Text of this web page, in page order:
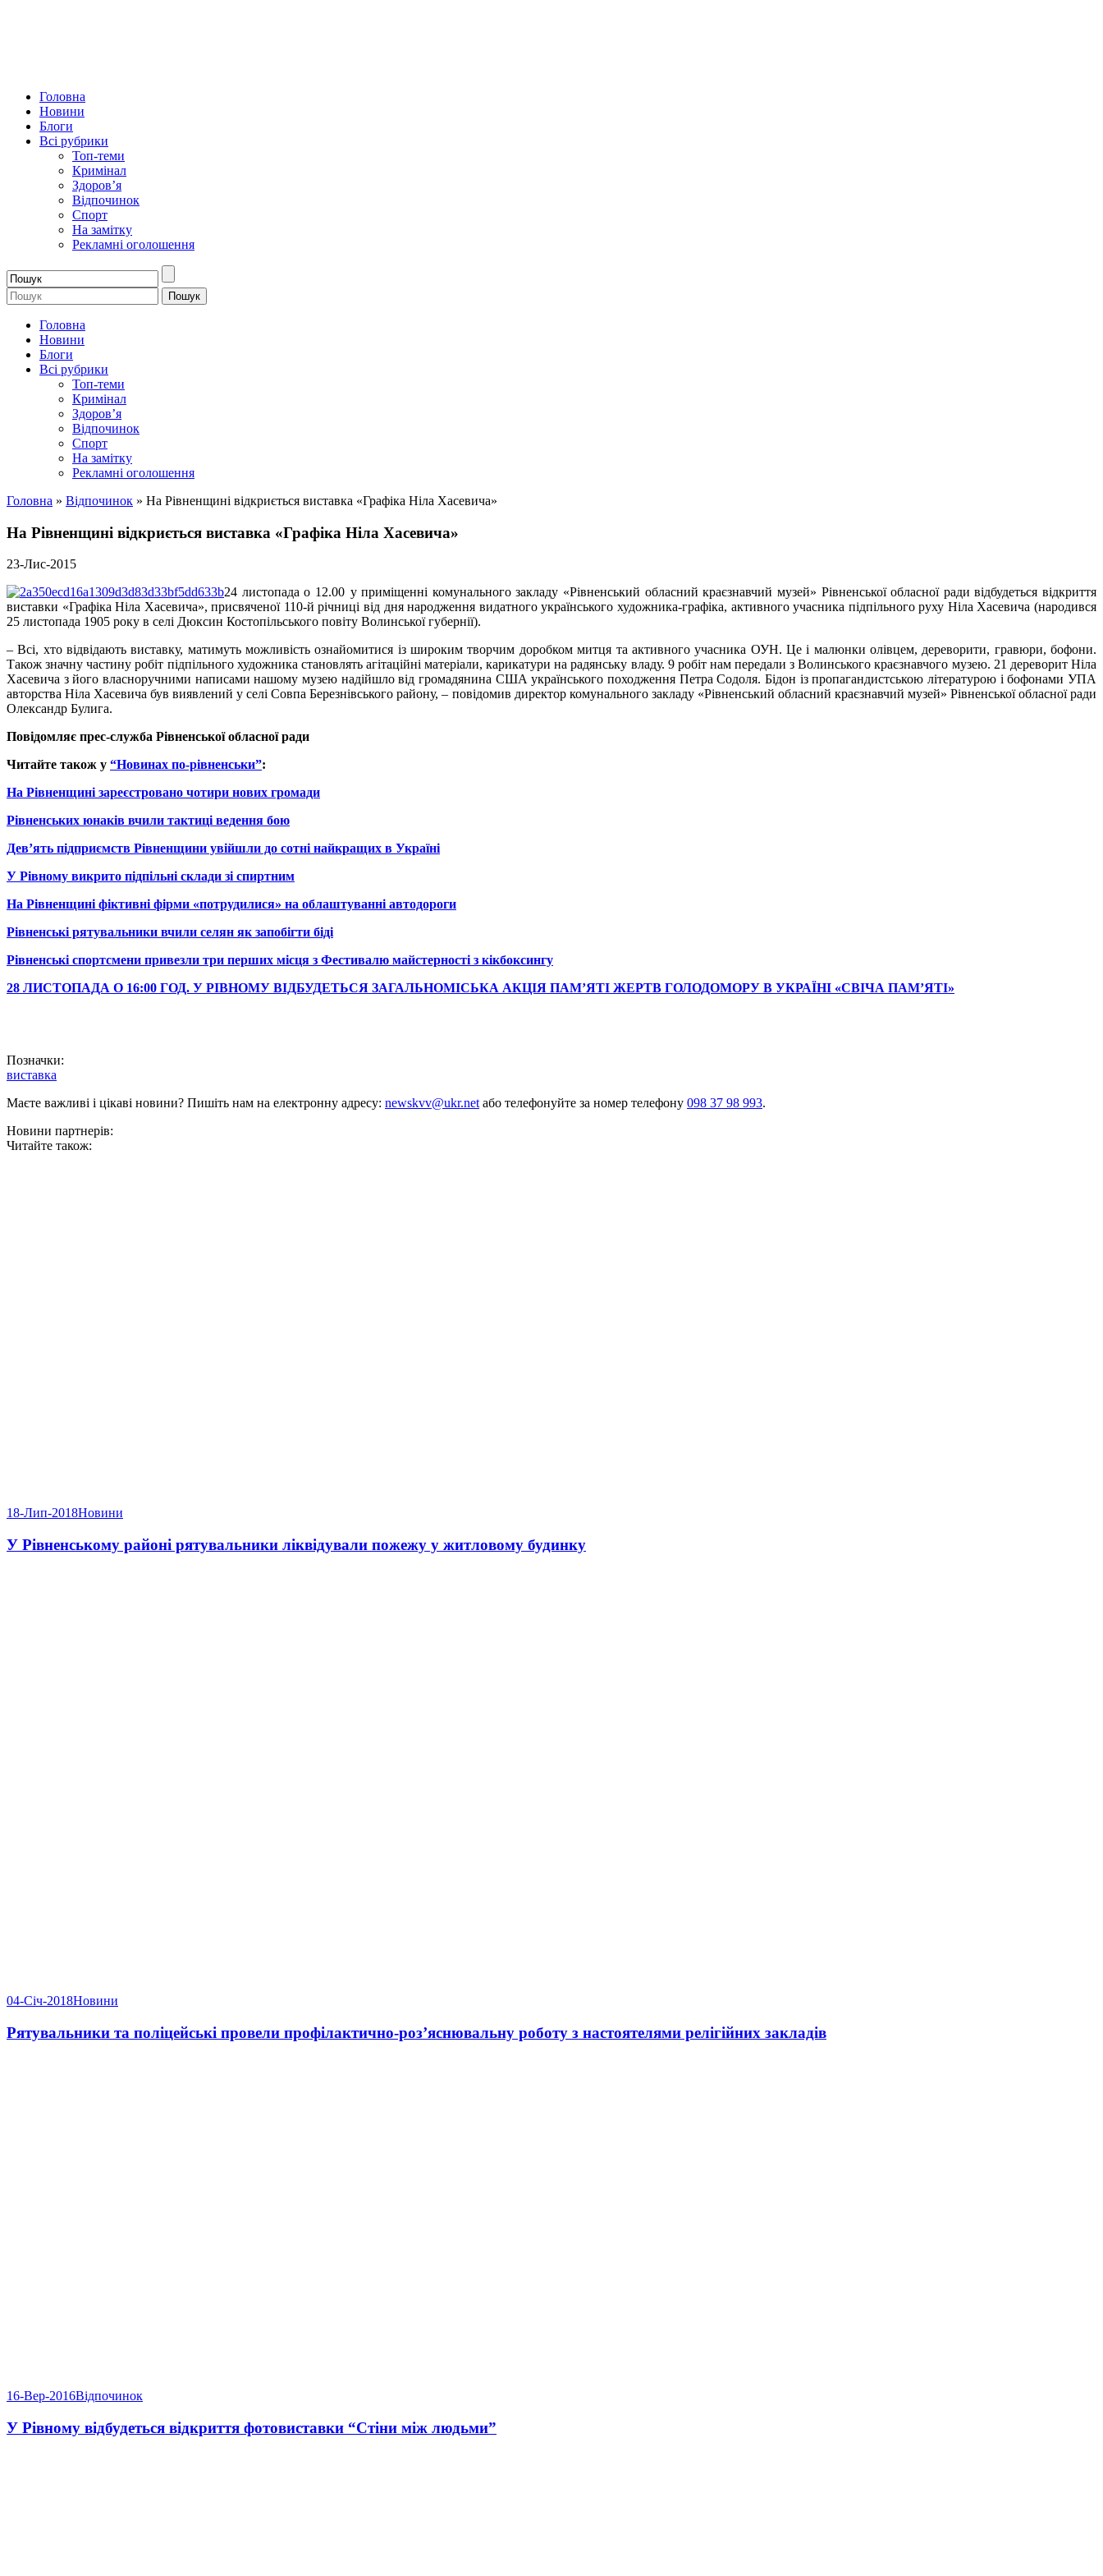
Головна
Новини
Блоги
Всі рубрики
Топ-теми
Кримінал
Здоров’я
Відпочинок
Спорт
На замітку
Рекламні оголошення
Головна
Новини
Блоги
Всі рубрики
Топ-теми
Кримінал
Здоров’я
Відпочинок
Спорт
На замітку
Рекламні оголошення
Головна » Відпочинок » На Рівненщині відкриється виставка «Графіка Ніла Хасевича»
На Рівненщині відкриється виставка «Графіка Ніла Хасевича»
23-Лис-2015
24 листопада о 12.00 у приміщенні комунального закладу «Рівненський обласний краєзнавчий музей» Рівненської обласної ради відбудеться відкриття
виставки «Графіка Ніла Хасевича», присвяченої 110-й річниці від дня народження видатного українського художника-графіка, активного учасника підпільного руху Ніла Хасевича (народився
25 листопада 1905 року в селі Дюксин Костопільського повіту Волинської губернії).
– Всі, хто відвідають виставку, матимуть можливість ознайомитися із широким творчим доробком митця та активного учасника ОУН. Це і малюнки олівцем, дереворити, гравюри, бофони.
Також значну частину робіт підпільного художника становлять агітаційні матеріали, карикатури на радянську владу. 9 робіт нам передали з Волинського краєзнавчого музею. 21 дереворит Ніла
Хасевича з його власноручними написами нашому музею надійшло від громадянина США українського походження Петра Содоля. Бідон із пропагандистською літературою і бофонами УПА
авторства Ніла Хасевича був виявлений у селі Совпа Березнівського району, – повідомив директор комунального закладу «Рівненський обласний краєзнавчий музей» Рівненської обласної ради
Олександр Булига.
Повідомляє прес-служба Рівненської обласної ради
Читайте також у “Новинах по-рівненськи”:
На Рівненщині зареєстровано чотири нових громади
Рівненських юнаків вчили тактиці ведення бою
Дев’ять підприємств Рівненщини увійшли до сотні найкращих в Україні
У Рівному викрито підпільні склади зі спиртним
На Рівненщині фіктивні фірми «потрудилися» на облаштуванні автодороги
Рівненські рятувальники вчили селян як запобігти біді
Рівненські спортсмени привезли три перших місця з Фестивалю майстерності з кікбоксингу
28 ЛИСТОПАДА О 16:00 ГОД. У РІВНОМУ ВІДБУДЕТЬСЯ ЗАГАЛЬНОМІСЬКА АКЦІЯ ПАМ’ЯТІ ЖЕРТВ ГОЛОДОМОРУ В УКРАЇНІ «СВІЧА ПАМ’ЯТІ»
Позначки:
виставка
Маєте важливі і цікаві новини? Пишіть нам на електронну адресу: newskvv@ukr.netабо телефонуйте за номер телефону 098 37 98 993.
Новини партнерів:
Читайте також:
18-Лип-2018Новини
У Рівненському районі рятувальники ліквідували пожежу у житловому будинку
04-Січ-2018Новини
Рятувальники та поліцейські провели профілактично-роз’яснювальну роботу з настоятелями релігійних закладів
16-Вер-2016Відпочинок
У Рівному відбудеться відкриття фотовиставки “Стіни між людьми”